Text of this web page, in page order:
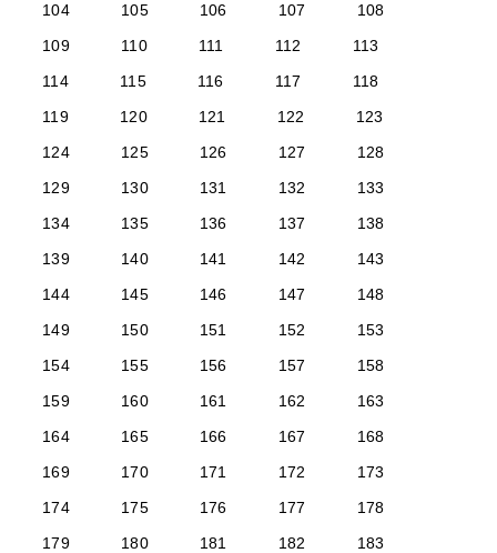
104
105 106 107
108
109
110 111 112
113
114
115 116 117
118
119
120 121 122
123
124
125 126 127
128
129
130 131 132
133
134
135 136 137
138
139
140 141 142
143
144
145 146 147
148
149
150 151 152
153
154
155 156 157
158
159
160 161 162
163
164
165 166 167
168
169
170 171 172
173
174
175 176 177
178
179
180 181 182
183